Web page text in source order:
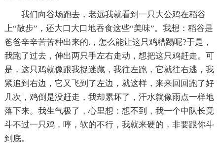
我们向谷场跑去，老远我就看到一只大公鸡在稻谷
上“散步”，还大口大口地吞食这些“美味”。我想：稻谷是
爸爸辛辛苦苦种出来的.，怎么能让这只鸡糟蹋呢?于是，
我跑了过去，伸出两只手左右走动，想把这只鸡赶走。可
是，这只鸡就像跟我捉迷藏，我往左跑，它就往右逃，我
紧追到右边，它又飞到了左边，就这样，来来回回跑了好
几次，鸡倒是没赶走，我却累坏了，汗水就像雨点一样地
落下来。我生气极了，心里想：想不到，我一个中队长竟
斗不过一只鸡，哼，软的不行，我就来硬的，非要跟你斗
到底。